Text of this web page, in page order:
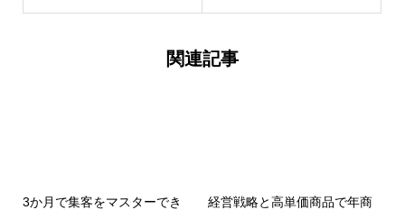
関連記事
3か月で集客をマスターでき
経営戦略と高単価商品で年商